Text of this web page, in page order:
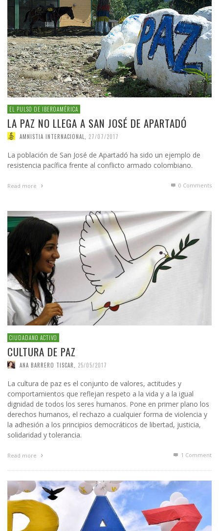
EL PULSO DE IBEROAMÉRICA
LA PAZ NO LLEGA A SAN JOSÉ DE APARTADÓ
AMNISTIA INTERNACIONAL 27/07/2017
La población de San José de Apartadó ha sido un ejemplo de
resistencia pacífica frente al conflicto armado colombiano.
Read more 0 Comments
CIUDADANO ACTIVO
CULTURA DE PAZ
ANA BARRERO TISCAR 25/05/2017
La cultura de paz es el conjunto de valores, actitudes y
comportamientos que reflejan respeto a la vida y a la igual
dignidad de todos los seres humanos. Pone en primer plano los
derechos humanos, el rechazo a cualquier forma de violencia y
la adhesión a los principios democráticos de libertad, justicia,
solidaridad y tolerancia.
Read more 1 Comment